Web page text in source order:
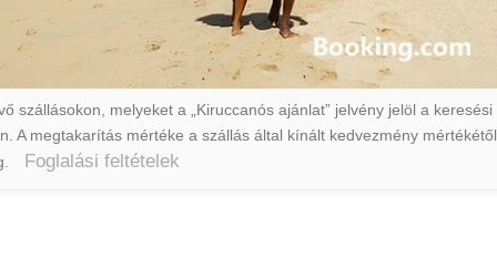
szállásokon, melyeket a „Kiruccanós ajánlat” jelvény jelöl a keresési
A megtakarítás mértéke a szállás által kínált kedvezmény mértékétől
Foglalási feltételek